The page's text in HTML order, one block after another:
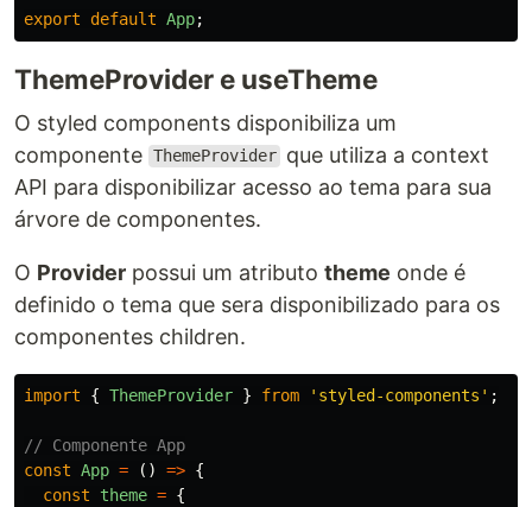
export default App;
ThemeProvider e useTheme
O styled components disponibiliza um
componente ThemeProvider que utiliza a context
API para disponibilizar acesso ao tema para sua
árvore de componentes.
O Provider possui um atributo theme onde é
definido o tema que sera disponibilizado para os
componentes children.
import { ThemeProvider } from ' styled-components ' ;
// Componente App
const App = () => {
const
theme = {